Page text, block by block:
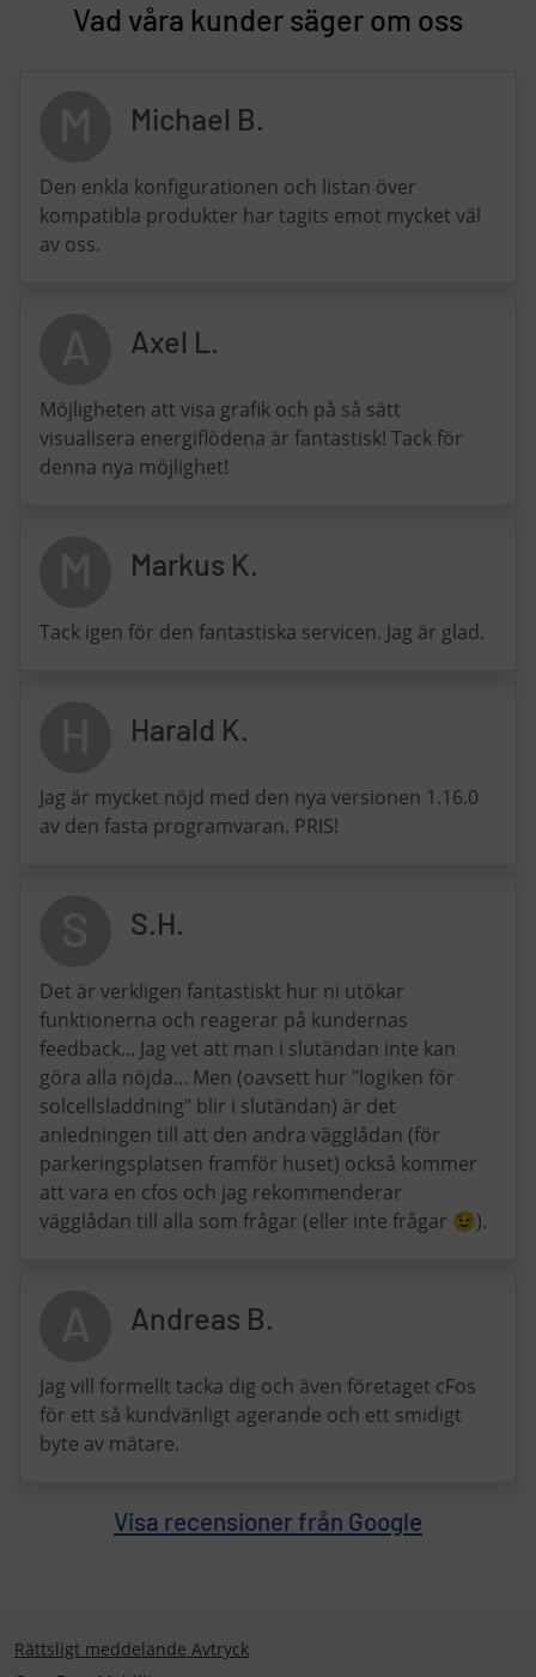
Vad våra kunder säger om oss
Michael B.
Den enkla konfigurationen och listan över
kompatibla produkter har tagits emot mycket väl
av oss.
Axel L.
Möjligheten att visa grafik och på så sätt
visualisera energiflödena är fantastisk! Tack för
denna nya möjlighet!
Markus K.
Tack igen för den fantastiska servicen. Jag är glad.
Harald K.
Jag är mycket nöjd med den nya versionen 1.16.0
av den fasta programvaran. PRIS!
S.H.
Det är verkligen fantastiskt hur ni utökar
funktionerna och reagerar på kundernas
feedback... Jag vet att man i slutändan inte kan
göra alla nöjda... Men (oavsett hur "logiken för
solcellsladdning" blir i slutändan) är det
anledningen till att den andra vägglådan (för
parkeringsplatsen framför huset) också kommer
att vara en cfos och jag rekommenderar
vägglådan till alla som frågar (eller inte frågar 😉).
Andreas B.
Jag vill formellt tacka dig och även företaget cFos
för ett så kundvänligt agerande och ett smidigt
byte av mätare.
Visa recensioner från Google
Rättsligt meddelande Avtryck